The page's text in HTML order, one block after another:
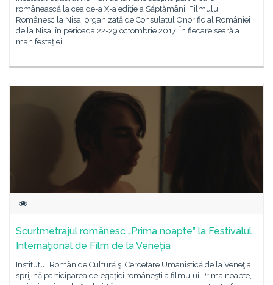
românească la cea de-a X-a ediţie a Săptămânii Filmului
Românesc la Nisa, organizată de Consulatul Onorific al României
de la Nisa, în perioada 22-29 octombrie 2017. În fiecare seară a
manifestaţiei,
Scurtmetrajul românesc „Prima noapte” la Festivalul
Internaţional de Film de la Veneția
Institutul Român de Cultură şi Cercetare Umanistică de la Veneţia
sprijină participarea delegaţiei româneşti a filmului Prima noapte,